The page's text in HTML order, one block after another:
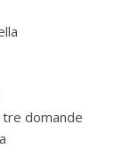
tre domande